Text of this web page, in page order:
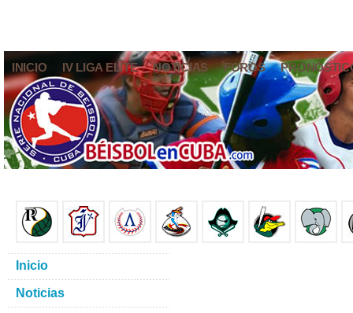
INICIO IV LIGA ELITE NOTICIAS FOROS
Inicio
Noticias